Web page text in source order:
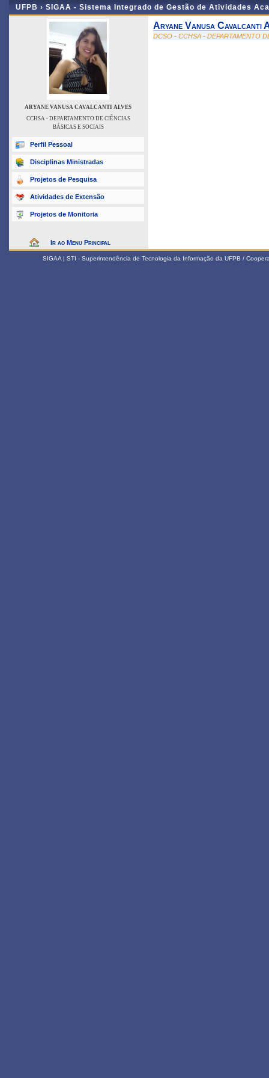
UFPB › SIGAA - Sistema Integrado de Gestão de Atividades
ARYANE VANUSA CAVALCANTI ALVES
CCHSA - DEPARTAMENTO DE CIÊNCIAS
BÁSICAS E SOCIAIS
Perfil Pessoal
Disciplinas Ministradas
Projetos de Pesquisa
Atividades de Extensão
Projetos de Monitoria
Ir ao Menu Principal
Aryane Vanusa Cavalcanti
DCSO - CCHSA - DEPARTAMENTO
SIGAA | STI - Superintendência de Tecnologia da Informação da UFPB /